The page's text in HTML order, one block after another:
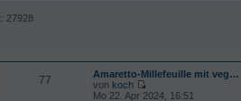
27928
77
Amaretto-Millefeuille mit veg…
von koch
N
Mo 22. Apr 2024, 16:51